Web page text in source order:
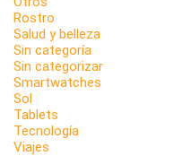
Rostro
Salud y belleza
Sin categoría
Sin categorizar
Smartwatches
Sol
Tablets
Tecnología
Viajes